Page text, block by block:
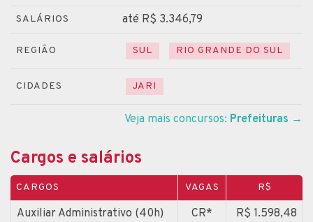
SALÁRIOS até R$ 3.346,79
REGIÃO SUL RIO GRANDE DO SUL
CIDADES JARI
Veja mais concursos: Prefeituras →
Cargos e salários
CARGOS VAGAS R$
Auxiliar Administrativo (40h) CR*
R$ 1.598,48